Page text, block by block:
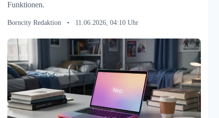
Funktionen.
Borncity Redaktion • 11.06.2026, 04:10 Uhr